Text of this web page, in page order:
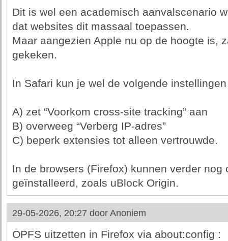
Dit is wel een academisch aanvalscenario
dat websites dit massaal toepassen.
Maar aangezien Apple nu op de hoogte is,
gekeken.
In Safari kun je wel de volgende
A) zet “Voorkom cross-site tracking” aan
B) overweeg “Verberg IP-adres”
C) beperk extensies tot alleen vertrouwde.
In de browsers (Firefox) kunnen verder nog
geïnstalleerd, zoals uBlock Origin.
29-05-2026, 20:27 door Anoniem
OPFS uitzetten in Firefox via about:config :